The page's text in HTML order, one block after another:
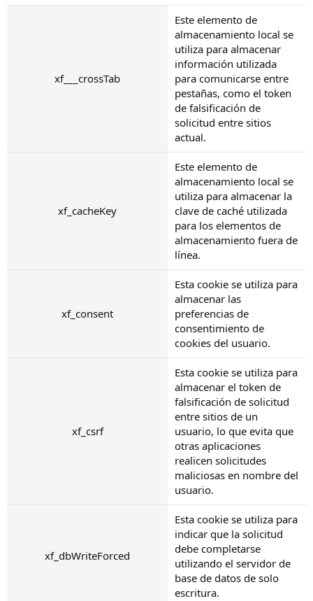
xf___crossTab
Este elemento de
almacenamiento local se
utiliza para almacenar
información utilizada
para comunicarse entre
pestañas, como el token
de falsificación de
solicitud entre sitios
actual.
xf_cacheKey
Este elemento de
almacenamiento local se
utiliza para almacenar la
clave de caché utilizada
para los elementos de
almacenamiento fuera de
línea.
xf_consent
Esta cookie se utiliza para
almacenar las
preferencias de
consentimiento de
cookies del usuario.
xf_csrf
Esta cookie se utiliza para
almacenar el token de
falsificación de solicitud
entre sitios de un
usuario, lo que evita que
otras aplicaciones
realicen solicitudes
maliciosas en nombre del
usuario.
xf_dbWriteForced
Esta cookie se utiliza para
indicar que la solicitud
debe completarse
utilizando el servidor de
base de datos de solo
escritura.